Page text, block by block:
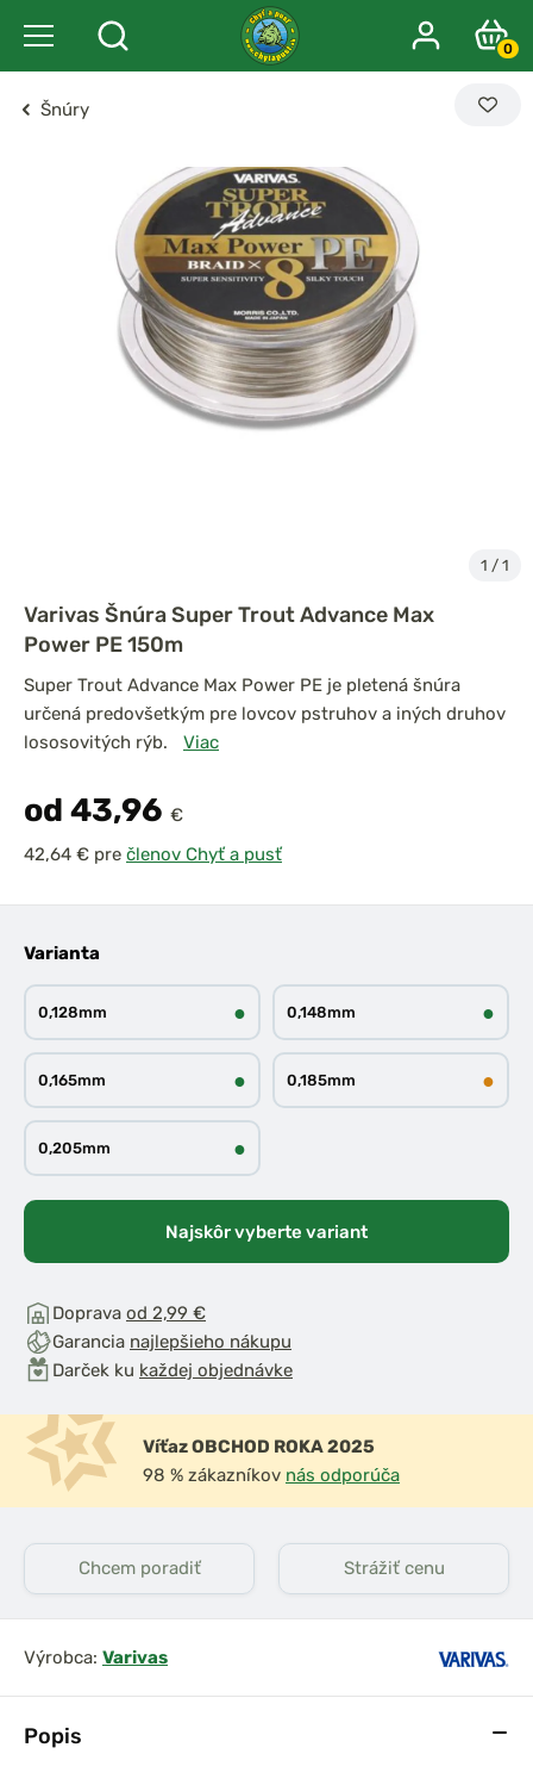
0
Šnúry
1 / 1
Popis
Varivas Šnúra Super Trout Advance Max
Power PE 150m
Super Trout Advance Max Power PE je pletená šnúra
určená predovšetkým pre lovcov pstruhov a iných druhov
lososovitých rýb.
Viac
od 43,96 €
pre členov Chyť a pusť
Varianta
0,128mm ● 0,148mm ●
0,165mm ● 0,185mm ●
0,205mm ●
Najskôr vyberte variant
Doprava od 2,99 €
Garancia najlepšieho nákupu
Darček ku každej objednávke
Víťaz OBCHOD ROKA 2025
98 % zákazníkov nás odporúča
Chcem poradiť Strážiť cenu
Výrobca: Varivas